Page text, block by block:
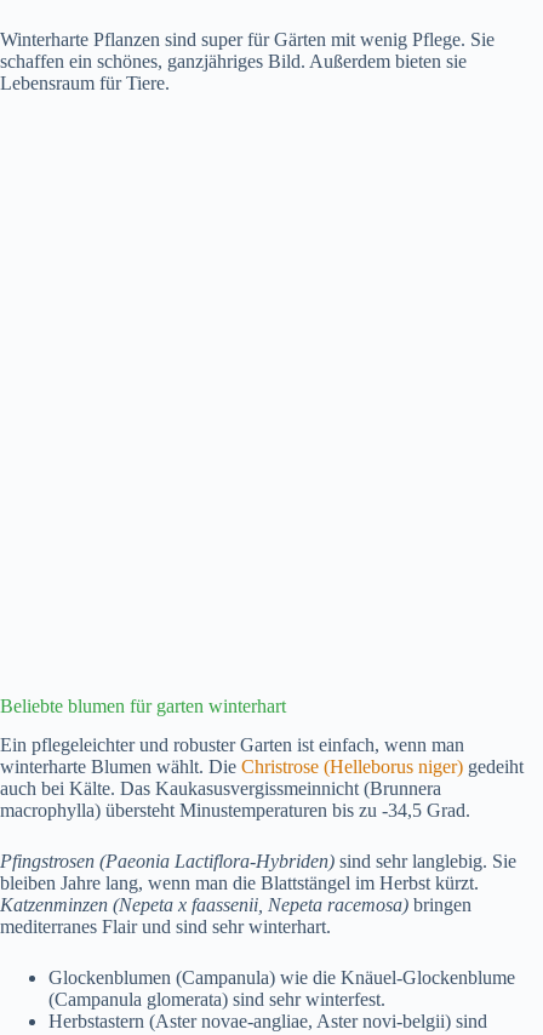
Winterharte Pflanzen sind super für Gärten mit wenig Pflege. Sie
schaffen ein schönes, ganzjähriges Bild. Außerdem bieten sie
Lebensraum für Tiere.
Beliebte blumen für garten winterhart
Ein pflegeleichter und robuster Garten ist einfach, wenn man
winterharte Blumen wählt. Die Christrose (Helleborus niger) gedeiht
auch bei Kälte. Das Kaukasusvergissmeinnicht (Brunnera
macrophylla) übersteht Minustemperaturen bis zu -34,5 Grad.
Pfingstrosen (Paeonia Lactiflora-Hybriden) sind sehr langlebig. Sie
bleiben Jahre lang, wenn man die Blattstängel im Herbst kürzt.
Katzenminzen (Nepeta x faassenii, Nepeta racemosa) bringen
mediterranes Flair und sind sehr winterhart.
Glockenblumen (Campanula) wie die Knäuel-Glockenblume
(Campanula glomerata) sind sehr winterfest.
Herbstastern (Aster novae-angliae, Aster novi-belgii) sind